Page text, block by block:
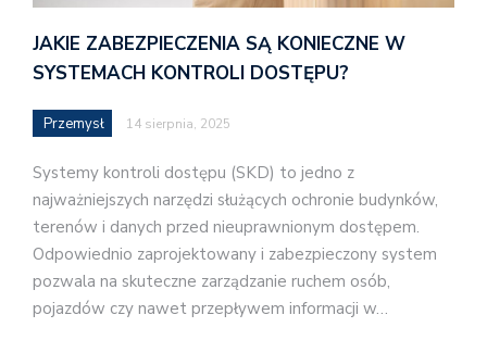
JAKIE ZABEZPIECZENIA SĄ KONIECZNE W
SYSTEMACH KONTROLI DOSTĘPU?
Przemysł 14 sierpnia, 2025
Systemy kontroli dostępu (SKD) to jedno z
najważniejszych narzędzi służących ochronie budynków,
terenów i danych przed nieuprawnionym dostępem.
Odpowiednio zaprojektowany i zabezpieczony system
pozwala na skuteczne zarządzanie ruchem osób,
pojazdów czy nawet przepływem informacji w…